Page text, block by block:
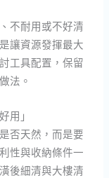
不耐用或不好清
讓資源發揮最大
工具配置，保留
法。
用」
否天然，而是要
性與收納條件一
後細清與大樓清